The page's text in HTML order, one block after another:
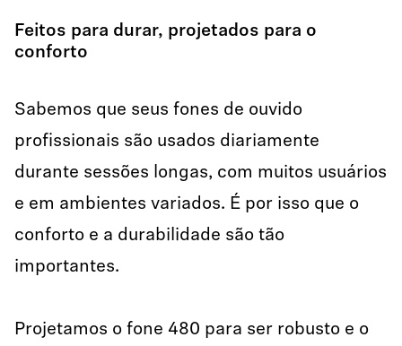
Feitos para durar, projetados para o
conforto
Sabemos que seus fones de ouvido
profissionais são usados diariamente
durante sessões longas, com muitos usuários
e em ambientes variados. É por isso que o
conforto e a durabilidade são tão
importantes.
Projetamos o fone 480 para ser robusto e o